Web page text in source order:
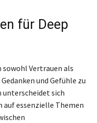
für Deep
Vertrauen als
und Gefühle zu
unterscheidet sich
auf essenzielle Themen